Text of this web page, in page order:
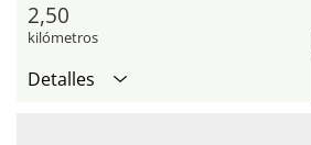
2,50
kilómetros
Detalles